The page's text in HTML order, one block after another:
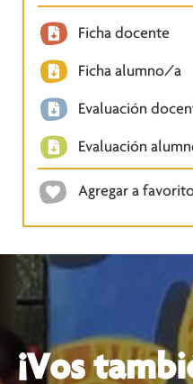
Ficha docente
Ficha alumno/a
Evaluación
Evaluación
Agregar a
¡Vos